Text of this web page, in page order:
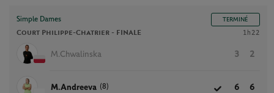
Simple Dames TERMINÉ
Court Philippe-Chatrier - FINALE 1h22
M.Chwalinska 3 2
M.Andreeva (8) 6 6